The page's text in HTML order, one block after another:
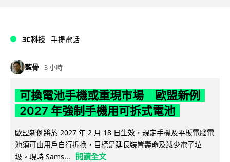
3C科技 手提電話
藍骨 3 小時
可換電池手機或重現市場 歐盟新例
2027 年強制手機用可拆式電池
歐盟新例將於 2027 年 2 月 18 日生效，規定手機及平板電腦電
池須可由用戶自行拆換，目標是延長裝置壽命及減少電子垃
圾。現時 Sams...
閱讀全文